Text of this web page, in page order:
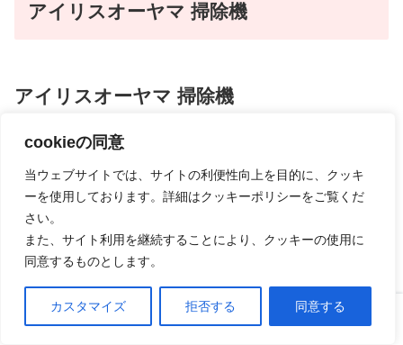
cookieの同意
当ウェブサイトでは、サイトの利便性向上を目的に、クッキ
ーを使用しております。詳細はクッキーポリシーをご覧くだ
さい。
また、サイト利用を継続することにより、クッキーの使用に
同意するものとします。
カスタマイズ 拒否する 同意する
アイリスオーヤマ 掃除機
アイリスオーヤマ 掃除機